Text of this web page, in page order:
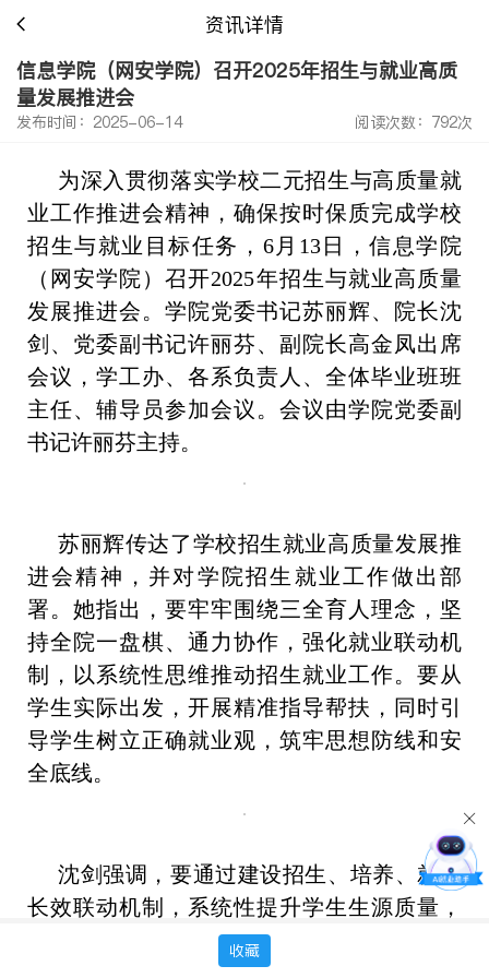
资讯详情
信息学院（网安学院）召开2025年招生与就业高质
量发展推进会
发布时间：2025-06-14 阅读次数：792次
为深入贯彻落实学校二元招生与高质量就
业工作推进会精神，确保按时保质完成学校
招生与就业目标任务，6月13日，信息学院
（网安学院）召开2025年招生与就业高质量
发展推进会。学院党委书记苏丽辉、院长沈
剑、党委副书记许丽芬、副院长高金凤出席
会议，学工办、各系负责人、全体毕业班班
主任、辅导员参加会议。会议由学院党委副
书记许丽芬主持。
苏丽辉传达了学校招生就业高质量发展推
进会精神，并对学院招生就业工作做出部
署。她指出，要牢牢围绕三全育人理念，坚
持全院一盘棋、通力协作，强化就业联动机
制，以系统性思维推动招生就业工作。要从
学生实际出发，开展精准指导帮扶，同时引
导学生树立正确就业观，筑牢思想防线和安
全底线。
沈剑强调，要通过建设招生、培养、就业
长效联动机制，系统性提升学生生源质量，
促进学生高质量就业。在教育教学过程中，
要立足时代发展，对接产业需求，注重理论
收藏